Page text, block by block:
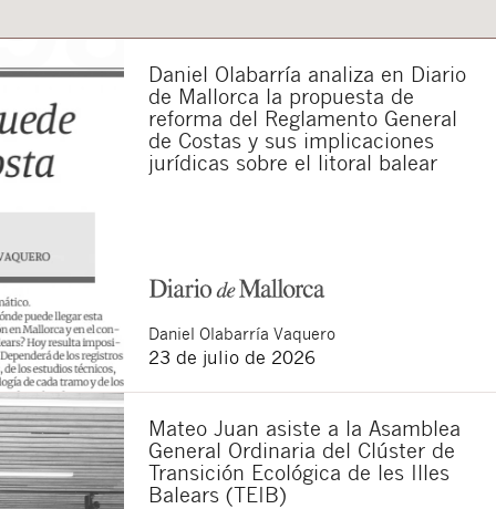
Daniel Olabarría analiza en Diario
de Mallorca la propuesta de
reforma del Reglamento General
de Costas y sus implicaciones
jurídicas sobre el litoral balear
Daniel Olabarría Vaquero
23 de julio de 2026
Mateo Juan asiste a la Asamblea
General Ordinaria del Clúster de
Transición Ecológica de les Illes
Balears (TEIB)
del tratamiento
los datos, así como